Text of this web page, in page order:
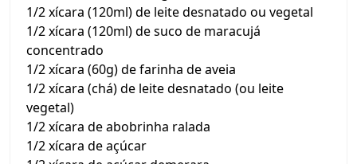
1/2 xícara (120ml) de leite desnatado ou vegetal
1/2 xícara (120ml) de suco de maracujá
concentrado
1/2 xícara (60g) de farinha de aveia
1/2 xícara (chá) de leite desnatado (ou leite
vegetal)
1/2 xícara de abobrinha ralada
1/2 xícara de açúcar